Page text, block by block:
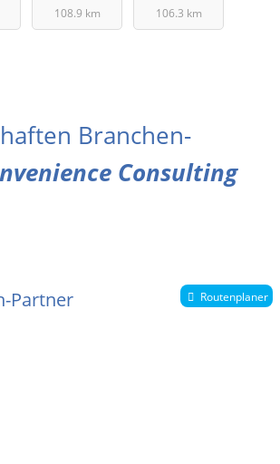
108.9 km
106.3 km
Branchen-
Consulting
Partner Routenplaner